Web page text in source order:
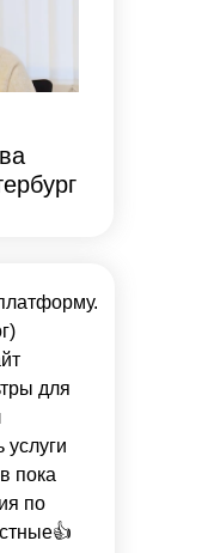
для
услуги
пока
по